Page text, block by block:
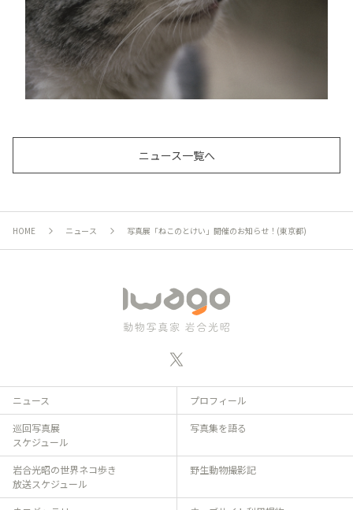
ニュース一覧へ
HOME ニュース 写真展「ねこのとけい」開催のお知らせ！(東京都)
ニュース プロフィール
巡回写真展
スケジュール
写真集を語る
岩合光昭の世界ネコ歩き
放送スケジュール
野生動物撮影記